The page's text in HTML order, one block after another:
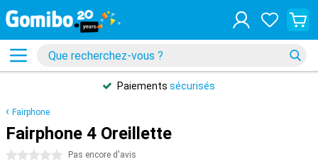
Paiements sécurisés
Fairphone
Fairphone 4 Oreillette
0 étoiles Pas encore d'avis